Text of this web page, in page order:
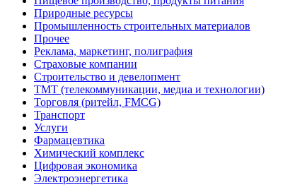
Природные ресурсы
Промышленность строительных материалов
Прочее
Реклама, маркетинг, полиграфия
Страховые компании
Строительство и девелопмент
ТМТ (телекоммуникации, медиа и технологии)
Торговля (ритейл, FMCG)
Транспорт
Услуги
Фармацевтика
Химический комплекс
Цифровая экономика
Электроэнергетика